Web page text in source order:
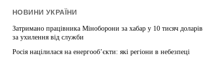
НОВИНИ УКРАЇНИ
Затримано працівника Міноборони за хабар у 10 тисяч доларів
за ухилення від служби
Росія націлилася на енергооб’єкти: які регіони в небезпеці